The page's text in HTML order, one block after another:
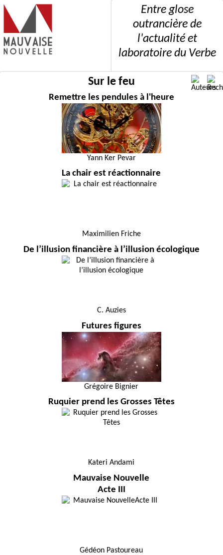
Entre glose
outrancière de
l'actualité et
laboratoire du Verbe
Sur le feu
Remettre les pendules à l'heure
Yann Ker Pevar
La chair est réactionnaire
Maximilien Friche
De l’illusion financière à l’illusion écologique
C. Auzies
Futures figures
Grégoire Bignier
Ruquier prend les Grosses Têtes
Kateri Andami
Mauvaise Nouvelle
Acte III
Gédéon Pastoureau